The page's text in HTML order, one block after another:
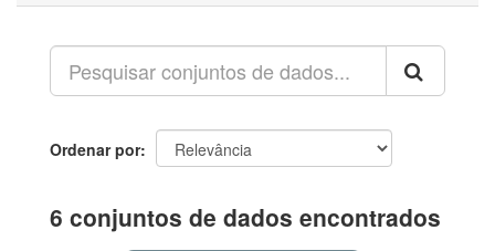
Ordenar por
6 conjuntos de dados encontrados